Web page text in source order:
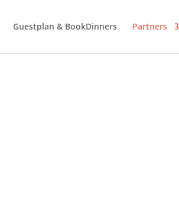
Guestplan & BookDinners Partners